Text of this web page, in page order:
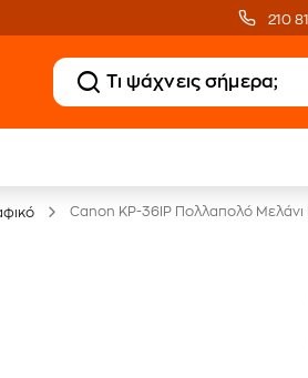
210
Canon KP-36IP Πολλαπολό Μελάνι